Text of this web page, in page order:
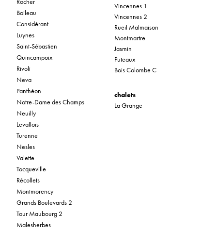
Boileau
Considérant
Luynes
Saint-Sébastien
Quincampoix
Rivoli
Neva
Panthéon
Notre-Dame des Champs
Neuilly
Levallois
Turenne
Nesles
Valette
Tocqueville
Récollets
Montmorency
Grands Boulevards 2
Tour Maubourg 2
Malesherbes
Vincennes 1
Vincennes 2
Rueil Malmaison
Montmartre
Jasmin
Puteaux
Bois Colombe C
chalets
La Grange